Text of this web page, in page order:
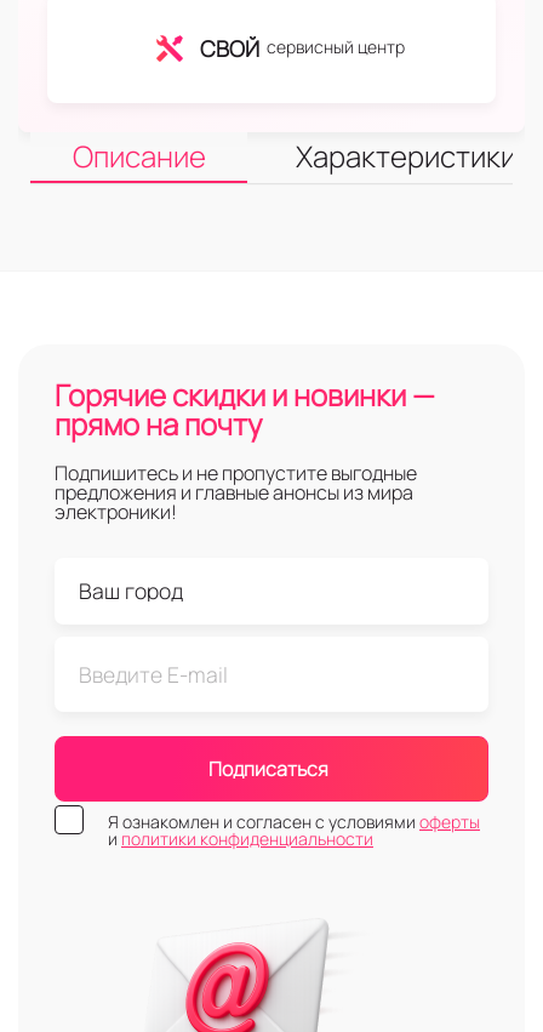
СВОЙ сервисный центр
Описание Характеристики
Горячие скидки и новинки —
прямо на почту
Подпишитесь и не пропустите выгодные
предложения и главные анонсы из мира
электроники!
Подписаться
Я ознакомлен и согласен с условиями оферты
и политики конфиденциальности